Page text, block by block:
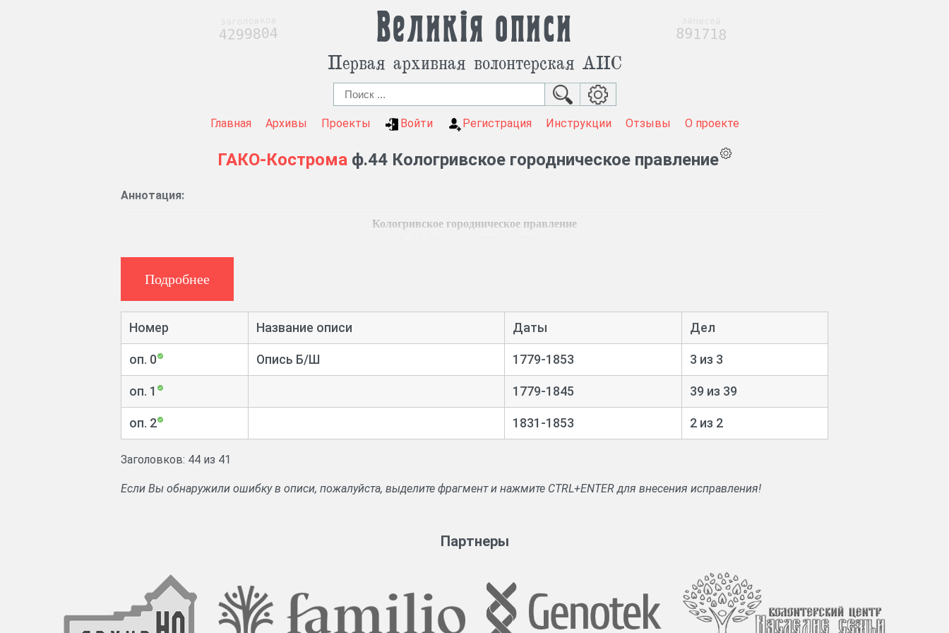
Великія описи
Первая архивная волонтерская АИС
Главная Архивы Проекты Войти Регистрация Инструкции Отзывы О проекте
ГАКО-Кострома ф.44 Кологривское городническое правление
Аннотация:
Кологривское городническое правление
Указы и циркуляры Министерства внутренних дел, губернатора, наместнического и губернского правлений, казенной палаты.
Топографическое описание г. Кологрива (1791).
Подробнее
Номер Название описи Даты Дел
оп. 0 Опись Б/Ш 1779-1853 3 из 3
оп. 1 1779-1845 39 из 39
оп. 2 1831-1853 2 из 2
Заголовков: 44 из 41
Если Вы обнаружили ошибку в описи, пожалуйста, выделите фрагмент и нажмите CTRL+ENTER для внесения исправления!
Партнеры
4299804 891718